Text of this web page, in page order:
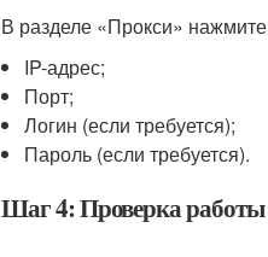
В разделе «Прокси»
IP-адрес;
Порт;
Логин (если требуется);
Пароль (если требуется).
Шаг 4: Проверка работы